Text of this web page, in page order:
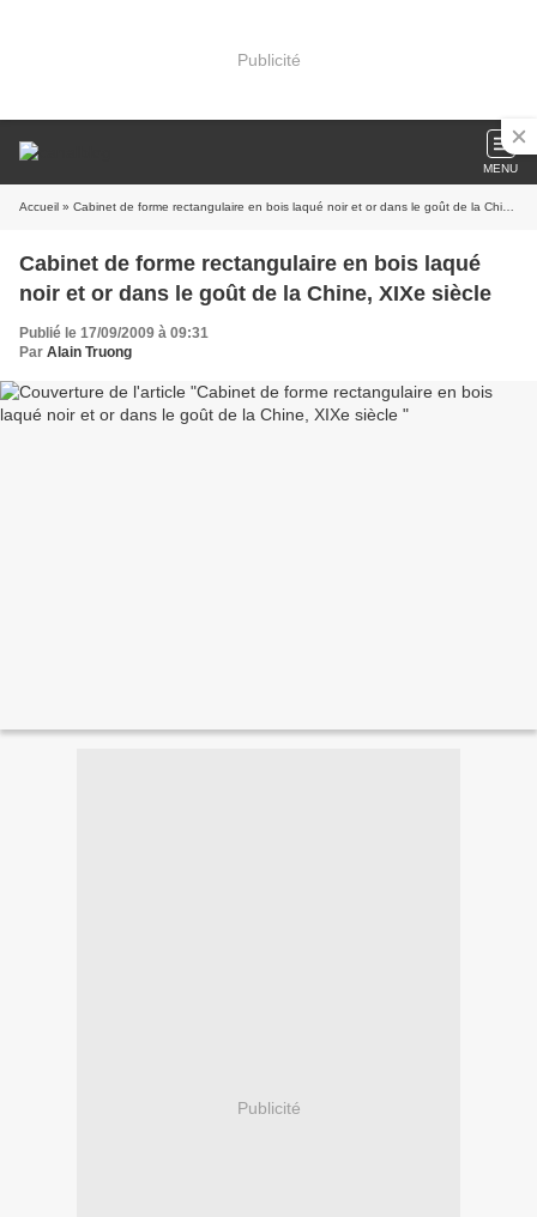
Publicité
MENU
Accueil » Cabinet de forme rectangulaire en bois laqué noir et or dans le goût de la Chine, XIXe siècle
Cabinet de forme rectangulaire en bois laqué
noir et or dans le goût de la Chine, XIXe siècle
Publié le 17/09/2009 à 09:31
Par Alain Truong
Publicité